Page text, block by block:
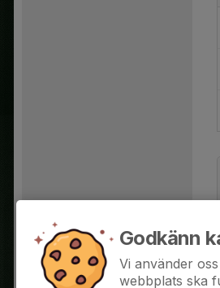
Godkänn
Vi använder
webbplats ska